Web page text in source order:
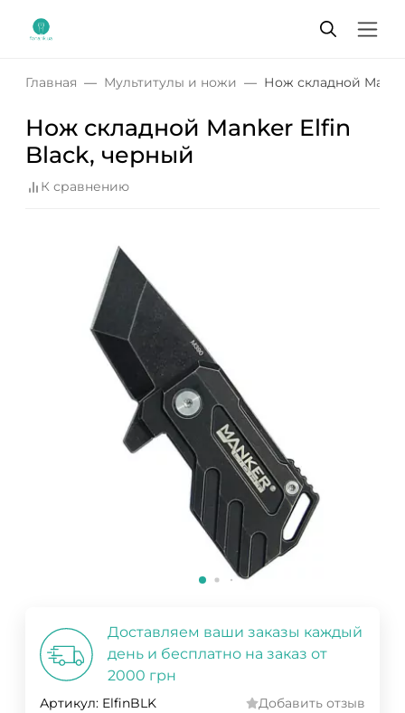
Главная Мультитулы и ножи Нож складной
Нож складной Manker Elfin
Black, черный
К сравнению
Доставляем ваши заказы каждый
день и бесплатно на заказ от
2000 грн
Артикул: ElfinBLK Добавить отзыв